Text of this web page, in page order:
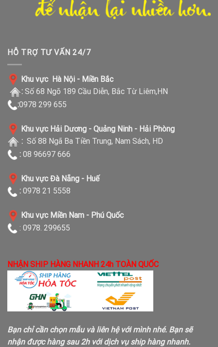
HỖ TRỢ TƯ VẤN 24/7
Khu vực Hà Nội - Miền Bắc
: Số 68 Ngõ 189 Cầu Diễn, Bắc Từ Liêm,HN
:0978 299 655
Khu vực Hải Dương - Quảng Ninh - Hải Phòng
: Số 88 Ngã Ba Tiền Trung, Nam Sách, HD
: 08 96697 666
Khu vực Đà Nẵng - Huế
: 0978 21 5558
Khu vực Miền Nam - Phú Quốc
: 0978. 299655
NHẬN SHIP HÀNG NHANH 24h TOÀN QUỐC
Bạn chỉ cần chọn mẫu và liên hệ với mình nhé. Bạn sẽ
nhận được hàng sau 2h với dịch vụ ship hàng nhanh.